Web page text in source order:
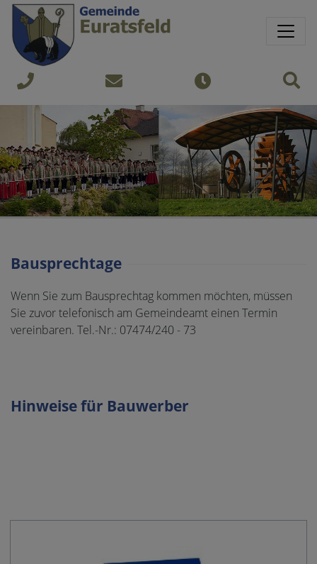
Sprungmarken
Springe direkt zu:
+43
7474
240
gemeinde@euratsfeld.gv.at
Öffnungszeiten
Bausprechtage
Wenn Sie zum Bausprechtag kommen möchten, müssen
Sie zuvor telefonisch am Gemeindeamt einen Termin
vereinbaren. Tel.-Nr.: 07474/240 - 73
Hinweise für Bauwerber